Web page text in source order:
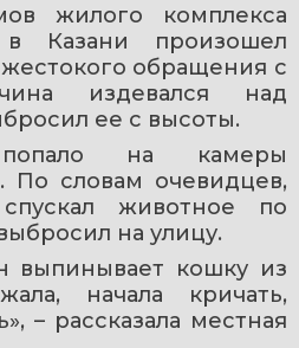
жилого комплекса
в Казани произошел
обращения с
издевался над
ее с высоты.
попало на камеры
По словам очевидцев,
животное по
на улицу.
выпинывает кошку из
начала кричать,
– рассказала местная